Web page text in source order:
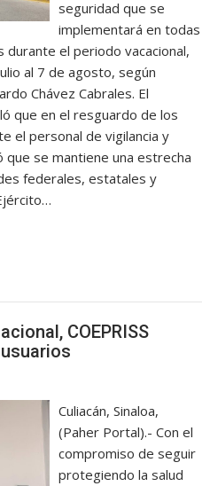
seguridad que se
implementará en todas
durante el periodo vacacional,
al 7 de agosto, según
Chávez Cabrales. El
que en el resguardo de los
el personal de vigilancia y
se mantiene una estrecha
federales, estatales y
COEPRISS
Culiacán, Sinaloa,
(Paher Portal).- Con el
compromiso de seguir
protegiendo la salud